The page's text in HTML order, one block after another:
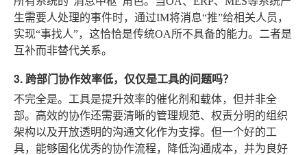
生需要人处理的事件时，通过IM将消息“推”给相关人员，
实现“事找人”，这恰恰是传统OA所不具备的能力。二者是
互补而非替代关系。
3. 跨部门协作效率低，仅仅是工具的问题吗？
不完全是。工具是提升效率的催化剂和载体，但并非全
部。高效的协作还需要清晰的管理规范、权责分明的组织
架构以及开放透明的沟通文化作为支撑。但一个好的工
具，能够固化优秀的协作流程，降低沟通成本，并为良好